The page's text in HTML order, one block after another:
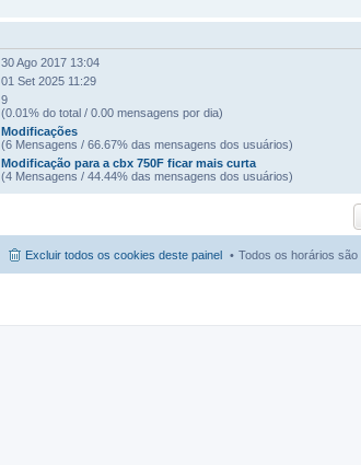
30 Ago 2017 13:04
01 Set 2025 11:29
9
(0.01% do total / 0.00 mensagens por dia)
Modificações
(6 Mensagens / 66.67% das mensagens dos usuários)
Modificação para a cbx 750F ficar mais curta
(4 Mensagens / 44.44% das mensagens dos usuários)
Todos os horários são
Excluir todos os cookies deste painel